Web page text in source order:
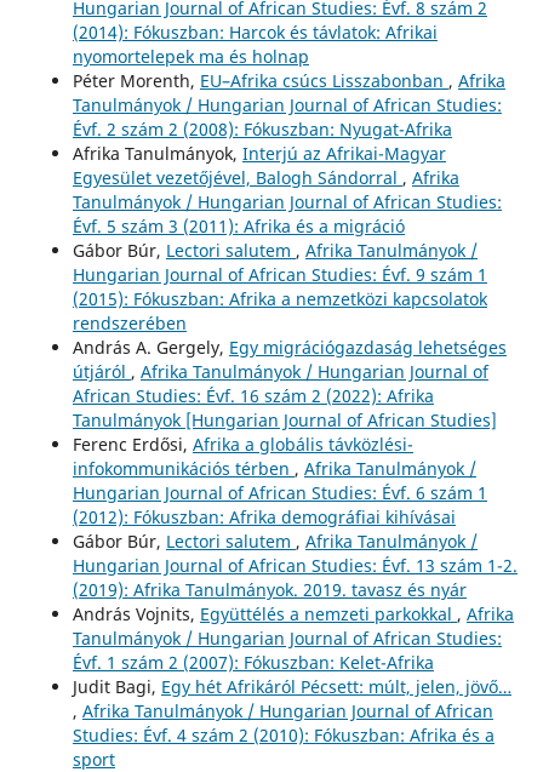
Hungarian Journal of African Studies: Évf. 8 szám 2
(2014): Fókuszban: Harcok és távlatok: Afrikai
nyomortelepek ma és holnap
Péter Morenth, EU–Afrika csúcs Lisszabonban , Afrika
Tanulmányok / Hungarian Journal of African Studies:
Évf. 2 szám 2 (2008): Fókuszban: Nyugat-Afrika
Afrika Tanulmányok, Interjú az Afrikai-Magyar
Egyesület vezetőjével, Balogh Sándorral , Afrika
Tanulmányok / Hungarian Journal of African Studies:
Évf. 5 szám 3 (2011): Afrika és a migráció
Gábor Búr, Lectori salutem , Afrika Tanulmányok /
Hungarian Journal of African Studies: Évf. 9 szám 1
(2015): Fókuszban: Afrika a nemzetközi kapcsolatok
rendszerében
András A. Gergely, Egy migrációgazdaság lehetséges
útjáról , Afrika Tanulmányok / Hungarian Journal of
African Studies: Évf. 16 szám 2 (2022): Afrika
Tanulmányok [Hungarian Journal of African Studies]
Ferenc Erdősi, Afrika a globális távközlési-
infokommunikációs térben , Afrika Tanulmányok /
Hungarian Journal of African Studies: Évf. 6 szám 1
(2012): Fókuszban: Afrika demográfiai kihívásai
Gábor Búr, Lectori salutem , Afrika Tanulmányok /
Hungarian Journal of African Studies: Évf. 13 szám 1-2.
(2019): Afrika Tanulmányok. 2019. tavasz és nyár
András Vojnits, Együttélés a nemzeti parkokkal , Afrika
Tanulmányok / Hungarian Journal of African Studies:
Évf. 1 szám 2 (2007): Fókuszban: Kelet-Afrika
Judit Bagi, Egy hét Afrikáról Pécsett: múlt, jelen, jövő…
, Afrika Tanulmányok / Hungarian Journal of African
Studies: Évf. 4 szám 2 (2010): Fókuszban: Afrika és a
sport